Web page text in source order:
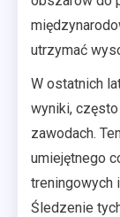
utrzymać
W ostatnich
wyniki,
zawodach.
umiejętnego
treningowych
Śledzenie